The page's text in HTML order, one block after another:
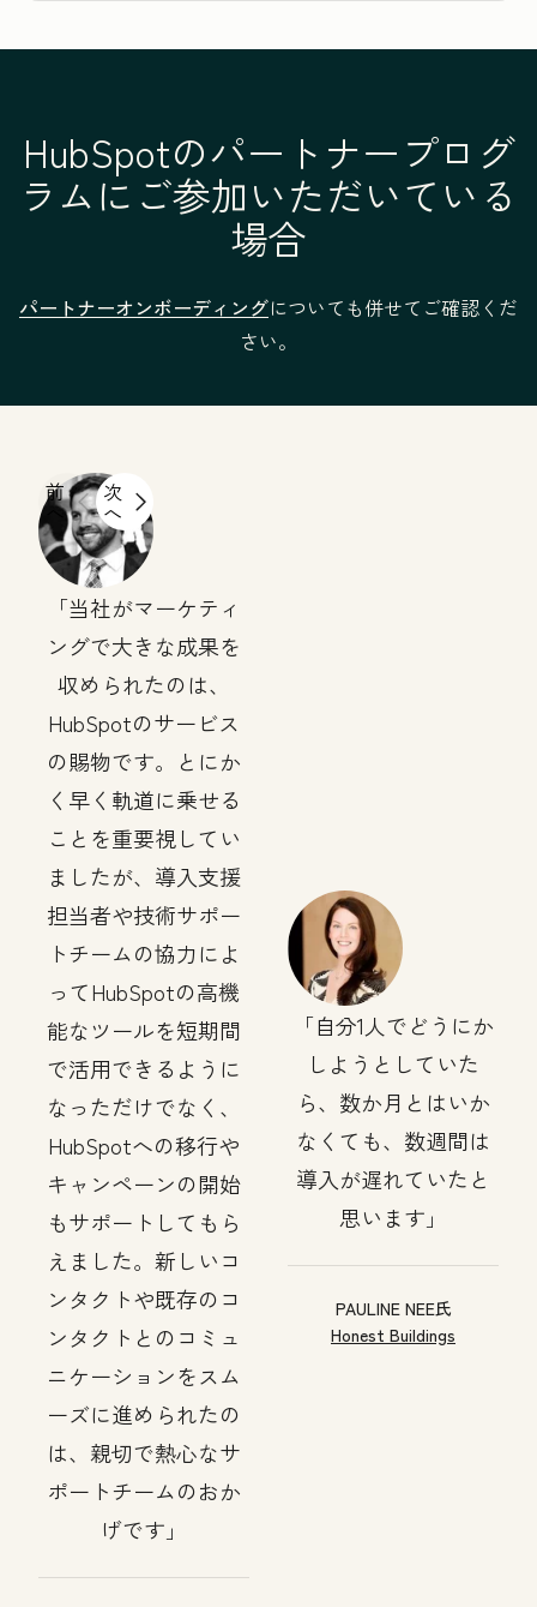
HubSpotのパートナープログ
ラムにご参加いただいている
場合
パートナーオンボーディングについても併せてご確認くだ
さい。
前
へ
次
へ
当社がマーケティ
ングで大きな成果を
収められたのは、
HubSpotのサービス
の賜物です。とにか
く早く軌道に乗せる
ことを重要視してい
ましたが、導入支援
担当者や技術サポー
トチームの協力によ
ってHubSpotの高機
能なツールを短期間
で活用できるように
なっただけでなく、
HubSpotへの移行や
キャンペーンの開始
もサポートしてもら
えました。新しいコ
ンタクトや既存のコ
ンタクトとのコミュ
ニケーションをスム
ーズに進められたの
は、親切で熱心なサ
ポートチームのおか
げです
自分1人でどうにか
しようとしていた
ら、数か月とはいか
なくても、数週間は
導入が遅れていたと
思います
PAULINE NEE氏
Honest Buildings